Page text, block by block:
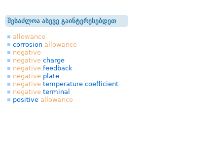
შესაძლოა ასევე გაინტერესებდეთ
allowance
corrosion allowance
negative
negative charge
negative feedback
negative plate
negative temperature coefficient
negative terminal
positive allowance